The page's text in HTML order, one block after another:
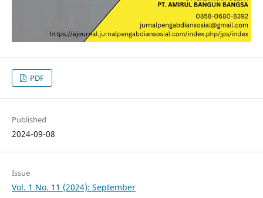
PDF
Published
2024-09-08
Issue
Vol. 1 No. 11 (2024): September